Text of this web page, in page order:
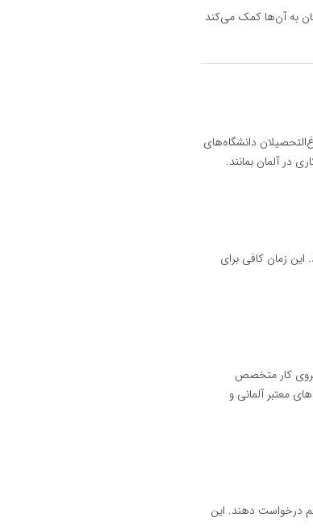
به کار شوند. این امکان به آن‌ها کمک می‌کند
دانشگاه‌های
در آلمان بمانند.
و به دنبال کار بگردند. این زمان کافی برای
کار متخصص
معتبر آلمانی و
درخواست دهند. این